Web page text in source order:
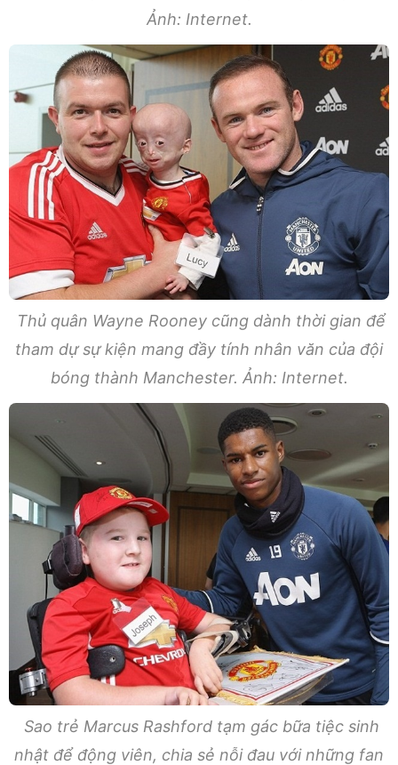
Ảnh: Internet.
Thủ quân Wayne Rooney cũng dành thời gian để
tham dự sự kiện mang đầy tính nhân văn của đội
bóng thành Manchester. Ảnh: Internet.
Sao trẻ Marcus Rashford tạm gác bữa tiệc sinh
nhật để động viên, chia sẻ nỗi đau với những fan